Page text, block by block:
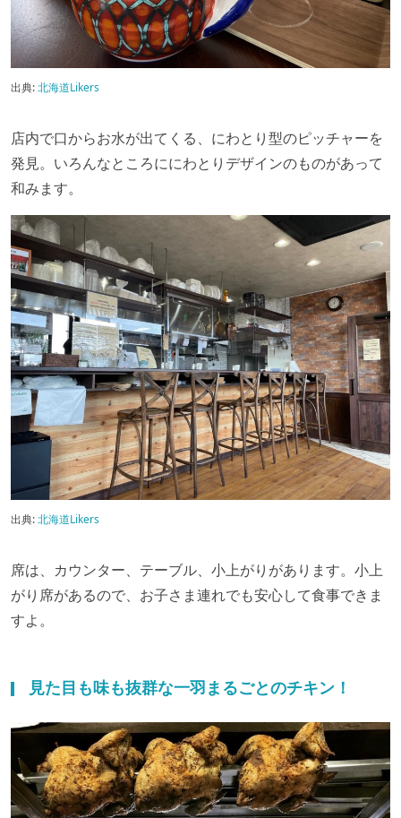
出典:北海道Likers
店内で口からお水が出てくる、にわとり型のピッチャーを
発見。いろんなところににわとりデザインのものがあって
和みます。
出典:北海道Likers
席は、カウンター、テーブル、小上がりがあります。小上
がり席があるので、お子さま連れでも安心して食事できま
すよ。
見た目も味も抜群な一羽まるごとのチキン！